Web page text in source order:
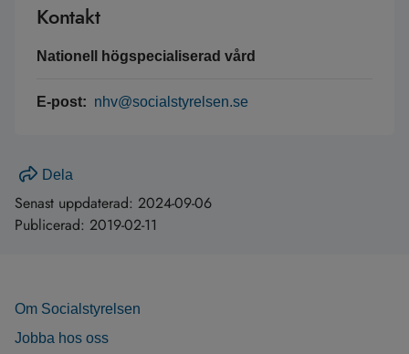
Kontakt
Nationell högspecialiserad vård
E-post: nhv@socialstyrelsen.se
Dela
Senast uppdaterad: 2024-09-06
Publicerad: 2019-02-11
Om Socialstyrelsen
Jobba hos oss